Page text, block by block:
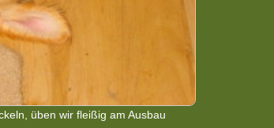
üben wir fleißig am Ausbau